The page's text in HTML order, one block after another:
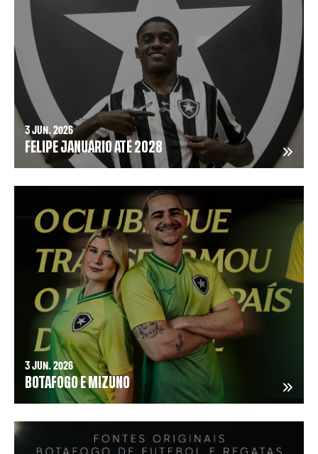
3 JUN. 2026
FELIPE JANUÁRIO ATÉ 2028
3 JUN. 2026
BOTAFOGO E MIZUNO